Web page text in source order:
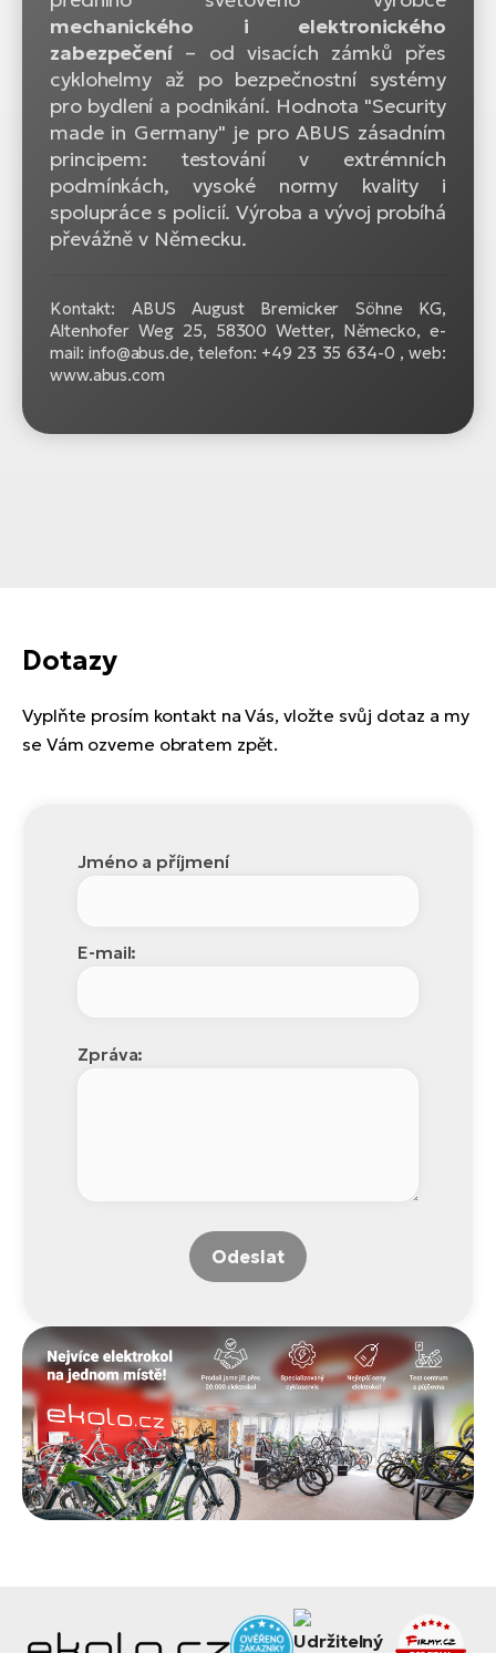
mechanického i elektronického
zabezpečení– od visacích zámků přes
cyklohelmy až po bezpečnostní systémy
pro bydlení a podnikání. Hodnota "Security
made in Germany" je pro ABUS zásadním
principem: testování v extrémních
podmínkách, vysoké normy kvality i
spolupráce s policií. Výroba a vývoj probíhá
převážně v Německu.
Kontakt: ABUS August Bremicker Söhne KG,
Altenhofer Weg 25, 58300 Wetter, Německo, e-
mail: info@abus.de, telefon: +49 23 35 634-0 , web:
www.abus.com
Dotazy
Vyplňte prosím kontakt na Vás, vložte svůj dotaz a my
se Vám ozveme obratem zpět.
Jméno a příjmení
E-mail:
Zpráva:
Odeslat